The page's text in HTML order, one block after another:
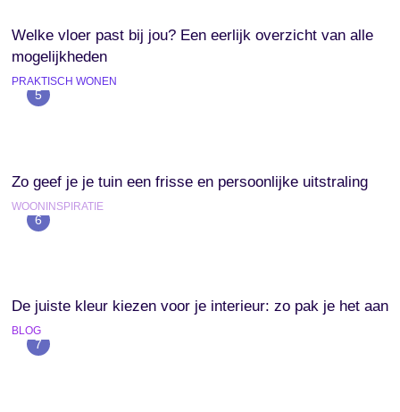
Welke vloer past bij jou? Een eerlijk overzicht van alle
mogelijkheden
PRAKTISCH WONEN
5
Zo geef je je tuin een frisse en persoonlijke uitstraling
WOONINSPIRATIE
6
De juiste kleur kiezen voor je interieur: zo pak je het aan
BLOG
7